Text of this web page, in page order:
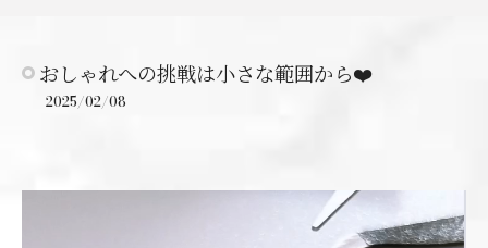
おしゃれへの挑戦は小さな範囲から❤️
2025/02/08